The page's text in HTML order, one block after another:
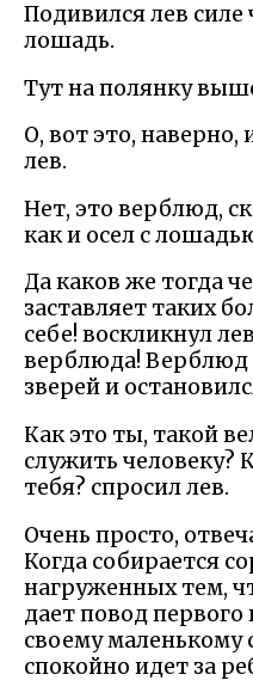
Подивился лев силе
лошадь.
Тут на полянку
О, вот это, наверно,
лев.
Нет, это верблюд,
как и осел с
Да каков же тогда
заставляет таких
себе! воскликнул
верблюда!
зверей и
Как это ты, такой
служить человеку?
тебя? спросил лев.
Очень просто,
Когда собирается
нагруженных тем,
дает повод
своему маленькому
спокойно идет за